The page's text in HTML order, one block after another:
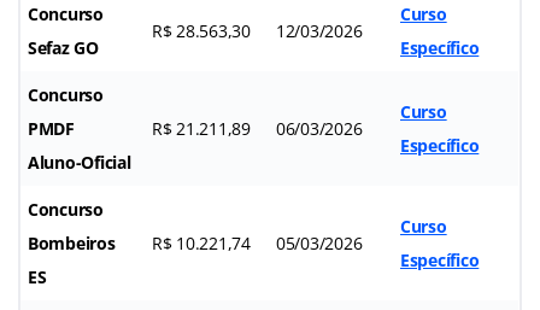
Concurso
Sefaz GO
R$ 28.563,30 12/03/2026
Curso
Específico
Concurso
PMDF
Aluno-Oficial
R$ 21.211,89 06/03/2026
Curso
Específico
Concurso
Bombeiros
ES
R$ 10.221,74 05/03/2026
Curso
Específico